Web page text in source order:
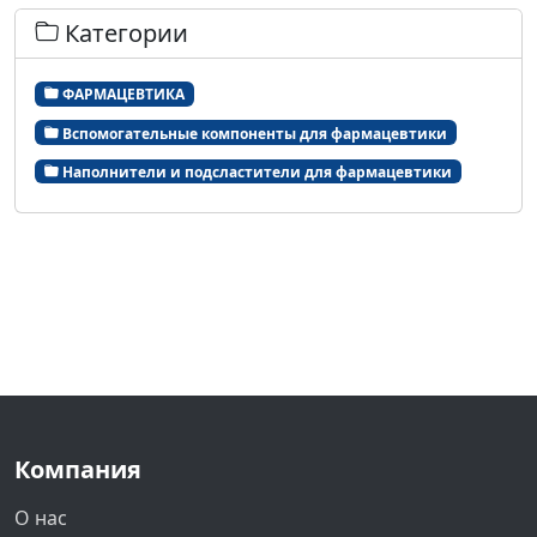
Категории
ФАРМАЦЕВТИКА
Вспомогательные компоненты для фармацевтики
Наполнители и подсластители для фармацевтики
Компания
О нас